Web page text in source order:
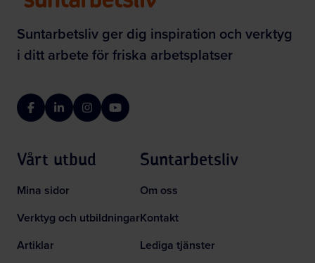
Suntarbetsliv ger dig inspiration och verktyg
i ditt arbete för friska arbetsplatser
FacebookLinkedInInstagramYouTube
Vårt utbud
Mina sidor
Verktyg och utbildningar
Artiklar
Suntarbetsliv
Om oss
Kontakt
Lediga tjänster